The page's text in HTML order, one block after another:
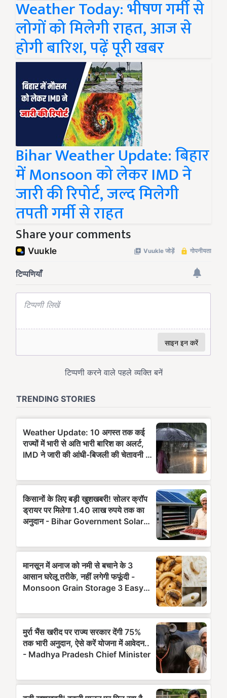
Weather Today: भीषण गर्मी से
लोगों को मिलेगी राहत, आज से
होगी बारिश, पढ़ें पूरी खबर
Bihar Weather Update: बिहार
में Monsoon को लेकर IMD ने
जारी की रिपोर्ट, जल्द मिलेगी
तपती गर्मी से राहत
Share your comments